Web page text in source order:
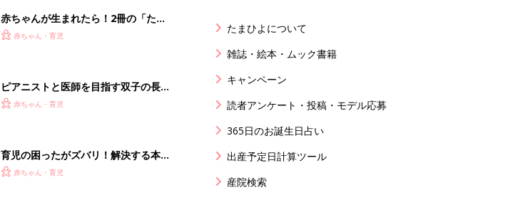
PR（ビズヒント）
たまひよについて
雑誌・絵本・ムック書籍
キャンペーン
読者アンケート・投稿・モデル応募
365日のお誕生日占い
出産予定日計算ツール
産院検索